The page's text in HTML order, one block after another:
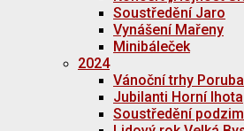
Soustředění Jaro
Vynášení Mařeny
Minibáleček
2024
Vánoční trhy Poruba
Jubilanti Horní lhota
Soustředění